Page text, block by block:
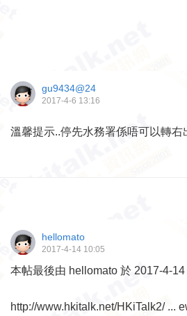
gu9434@24
2017-4-6 13:16
溫馨提示..停先水務署係唔可以轉右
hellomato
2017-4-14 10:05
本帖最後由 hellomato 於 2017-4-
http://www.hkitalk.net/HKiTalk2/ ...